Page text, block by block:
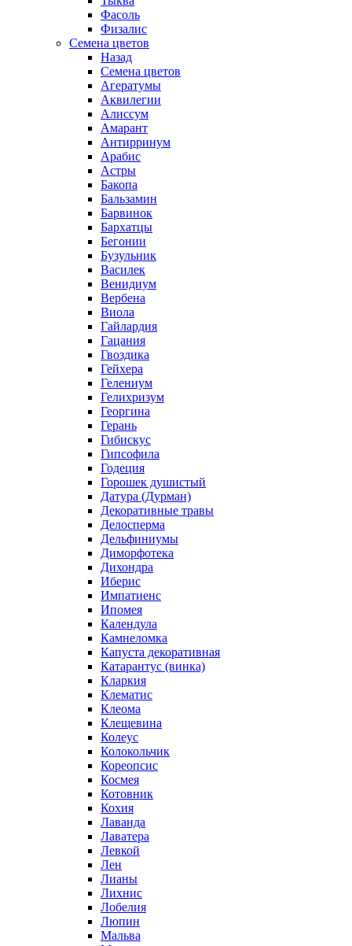
Фасоль
Физалис
Семена цветов
Назад
Семена цветов
Агератумы
Аквилегии
Алиссум
Амарант
Антирринум
Арабис
Астры
Бакопа
Бальзамин
Барвинок
Бархатцы
Бегонии
Бузульник
Василек
Венидиум
Вербена
Виола
Гайлардия
Гацания
Гвоздика
Гейхера
Гелениум
Гелихризум
Георгина
Герань
Гибискус
Гипсофила
Годеция
Горошек душистый
Датура (Дурман)
Декоративные травы
Делосперма
Дельфиниумы
Диморфотека
Дихондра
Иберис
Импатиенс
Ипомея
Календула
Камнеломка
Капуста декоративная
Катарантус (винка)
Кларкия
Клематис
Клеома
Клещевина
Колеус
Колокольчик
Кореопсис
Космея
Котовник
Кохия
Лаванда
Лаватера
Левкой
Лен
Лианы
Лихнис
Лобелия
Люпин
Мальва